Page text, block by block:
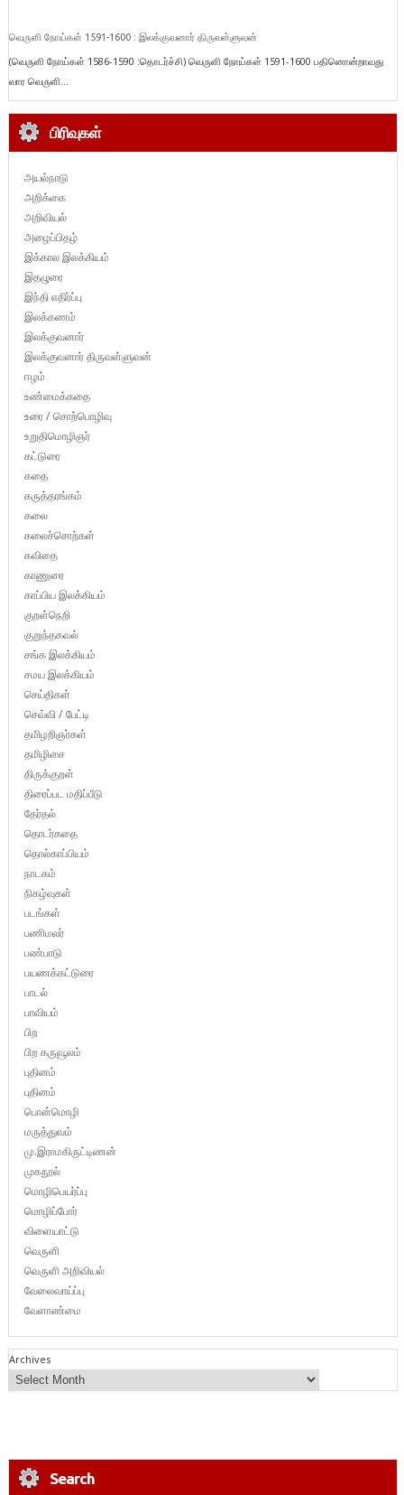
வெருளி நோய்கள் 1591-1600 : இலக்குவனார் திருவள்ளுவன்
(வெருளி நோய்கள் 1586-1590 :தொடர்ச்சி) வெருளி நோய்கள் 1591-1600 பதினொன்றாவது
வார வெருளி...
பிரிவுகள்
அயல்நாடு
அறிக்கை
அறிவியல்
அழைப்பிதழ்
இக்கால இலக்கியம்
இதழுரை
இந்தி எதிர்ப்பு
இலக்கணம்
இலக்குவனார்
இலக்குவனார் திருவள்ளுவன்
ஈழம்
உண்மைக்கதை
உரை / சொற்பொழிவு
உறுதிமொழிஞர்
கட்டுரை
கதை
கருத்தரங்கம்
கலை
கலைச்சொற்கள்
கவிதை
காணுரை
காப்பிய இலக்கியம்
குறள்நெறி
குறுந்தகவல்
சங்க இலக்கியம்
சமய இலக்கியம்
செய்திகள்
செவ்வி / பேட்டி
தமிழறிஞர்கள்
தமிழிசை
திருக்குறள்
திரைப்பட மதிப்பீடு
தேர்தல்
தொடர்கதை
தொல்காப்பியம்
நாடகம்
நிகழ்வுகள்
படங்கள்
பணிமலர்
பண்பாடு
பயணக்கட்டுரை
பாடல்
பாவியம்
பிற
பிற கருவூலம்
புதினம்
புதினம்
பொன்மொழி
மருத்துவம்
மு.இராமகிருட்டிணன்
முகநூல்
மொழிபெயர்ப்பு
மொழிப்போர்
விளையாட்டு
வெருளி
வெருளி அறிவியல்
வேலைவாய்ப்பு
வேளாண்மை
Archives
Search